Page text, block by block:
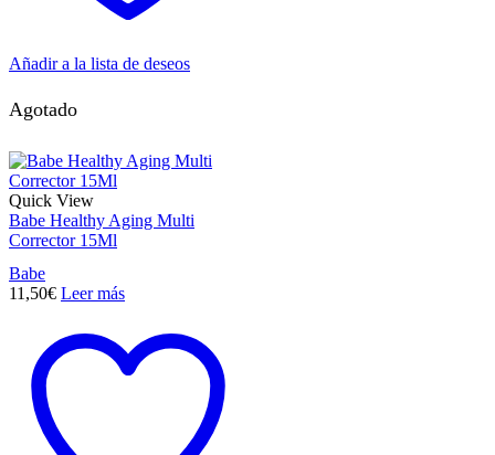
Añadir a la lista de deseos
Agotado
Quick View
Babe Healthy Aging Multi
Corrector 15Ml
Babe
11,50€ Leer más